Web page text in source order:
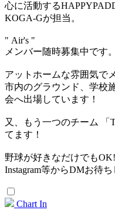
心に活動する
KOGA-Gが担当。
" Air's "
メンバー随時募集中です。
アットホームな雰囲気で
市内のグラウンド、学校
会へ出場しています！
又、もう一つのチーム 「
てます！
野球が好きなだけでも
Instagram等からDMお待ち
Chart In